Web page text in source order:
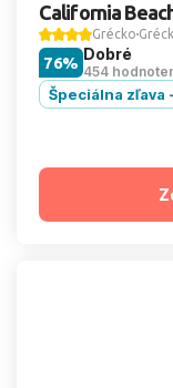
California
Grécko
Dobré
454
76%
Špeciálna zľava